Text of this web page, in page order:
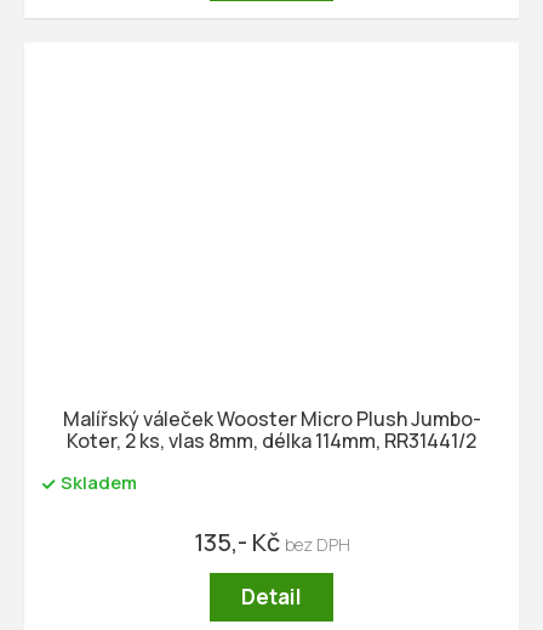
Malířský váleček Wooster Micro Plush Jumbo-
Koter, 2 ks, vlas 8mm, délka 114mm, RR31441/2
Skladem
135,- Kč
Detail